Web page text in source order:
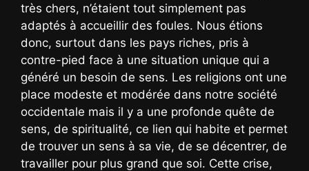
très chers, n’étaient tout simplement pas
adaptés à accueillir des foules. Nous étions
donc, surtout dans les pays riches, pris à
contre-pied face à une situation unique qui a
généré un besoin de sens. Les religions ont une
place modeste et modérée dans notre société
occidentale mais il y a une profonde quête de
sens, de spiritualité, ce lien qui habite et permet
de trouver un sens à sa vie, de se décentrer, de
travailler pour plus grand que soi. Cette crise,